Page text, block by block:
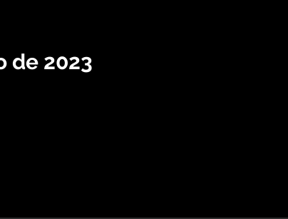
de 2023